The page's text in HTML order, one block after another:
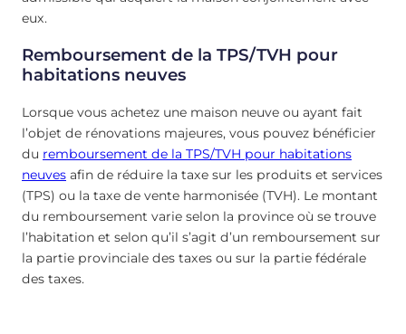
eux.
Remboursement de la TPS/TVH pour
habitations neuves
Lorsque vous achetez une maison neuve ou ayant fait
l’objet de rénovations majeures, vous pouvez bénéficier
du remboursement de la TPS/TVH pour habitations
neuves afin de réduire la taxe sur les produits et services
(TPS) ou la taxe de vente harmonisée (TVH). Le montant
du remboursement varie selon la province où se trouve
l’habitation et selon qu’il s’agit d’un remboursement sur
la partie provinciale des taxes ou sur la partie fédérale
des taxes.